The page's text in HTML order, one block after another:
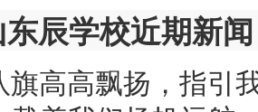
辰学校近期新闻
旗高高飘扬，指引